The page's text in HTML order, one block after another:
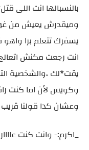
بالنسبالها انت اللى
وميقدرش يعيش من
يسفرك تتعلم برا واهو
انت رجعت مكنش
يقت*لك ،والشخصية
وكويس لأن اما كنت
وعشان كدا قولنا
_اكرم:- وانت كنت